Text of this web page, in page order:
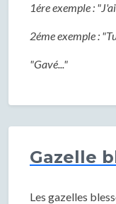
1ére exemple :
2éme exemple :
"Gavé..."
Gazelle
Les gazelles